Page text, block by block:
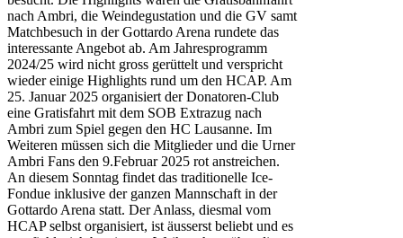
nach Ambri, die Weindegustation und die GV samt
Matchbesuch in der Gottardo Arena rundete das
interessante Angebot ab. Am Jahresprogramm
2024/25 wird nicht gross gerüttelt und verspricht
wieder einige Highlights rund um den HCAP. Am
25. Januar 2025 organisiert der Donatoren-Club
eine Gratisfahrt mit dem SOB Extrazug nach
Ambri zum Spiel gegen den HC Lausanne. Im
Weiteren müssen sich die Mitglieder und die Urner
Ambri Fans den 9.Februar 2025 rot anstreichen.
An diesem Sonntag findet das traditionelle Ice-
Fondue inklusive der ganzen Mannschaft in der
Gottardo Arena statt. Der Anlass, diesmal vom
HCAP selbst organisiert, ist äusserst beliebt und es